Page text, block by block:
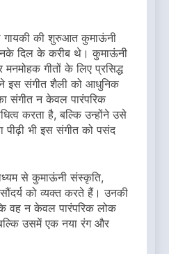
गायकी की शुरुआत कुमाऊंनी
दिल के करीब थे। कुमाऊंनी
गीतों के लिए प्रसिद्ध
इस संगीत शैली को आधुनिक
संगीत न केवल पारंपरिक
करता है, बल्कि उन्होंने उसे
पीढ़ी भी इस संगीत को पसंद
से कुमाऊंनी संस्कृति,
को व्यक्त करते हैं। उनकी
वह न केवल पारंपरिक लोक
उसमें एक नया रंग और